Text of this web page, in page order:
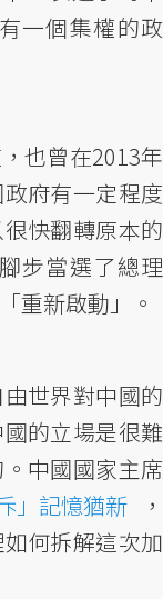
一個集權的政
也曾在2013年
府有一定程度
快翻轉原本的
步當選了總理
重新啟動」。
世界對中國的
的立場是很難
中國國家主席
」記憶猶新 ，
何拆解這次加